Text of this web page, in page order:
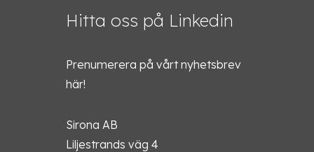
Hitta oss på Linkedin
Prenumerera på vårt nyhetsbrev
här!
Sirona AB
Liljestrands väg 4